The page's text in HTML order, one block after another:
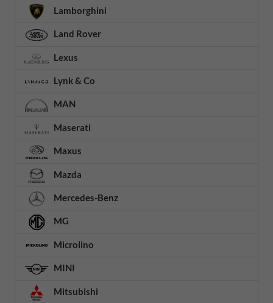
Lamborghini
Land Rover
Lexus
Lynk & Co
MAN
Maserati
Maxus
Mazda
Mercedes-Benz
MG
Microlino
MINI
Mitsubishi